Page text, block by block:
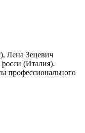
Лена Зецевич
(Италия).
профессионального